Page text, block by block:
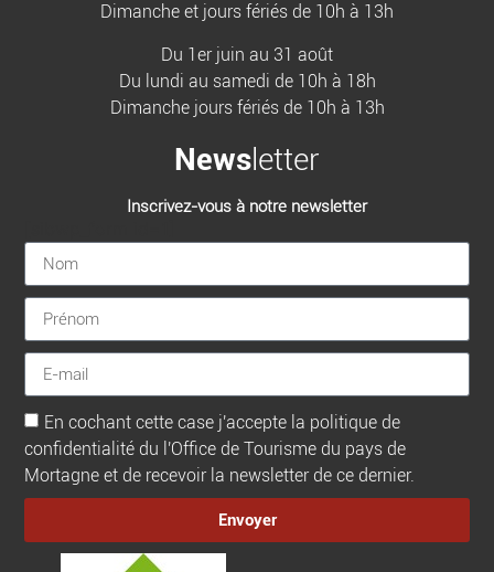
Dimanche et jours fériés de 10h à 13h
Du 1er juin au 31 août
Du lundi au samedi de 10h à 18h
Dimanche jours fériés de 10h à 13h
Newsletter
Inscrivez-vous à notre newsletter
En cochant cette case j'accepte la politique de
confidentialité du l'Office de Tourisme du pays de
Mortagne et de recevoir la newsletter de ce dernier.
Envoyer